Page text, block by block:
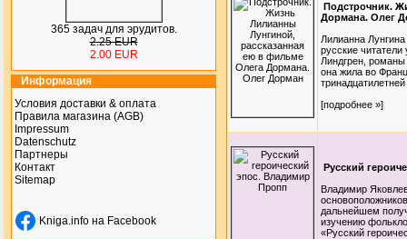
365 задач для эрудитов.
2.25 EUR
2.00 EUR
Информация
Условия доставки & оплата
Правила магазина (AGB)
Impressum
Datenschutz
Партнеры
Контакт
Sitemap
Kniga.info на Facebook
Подстрочник.
Дормана. Олег
Лилианна
русские
Линдгрен,
она жила во
[подробнее »]
Русский
Владимир
дальнейшем
изучению
«Русский